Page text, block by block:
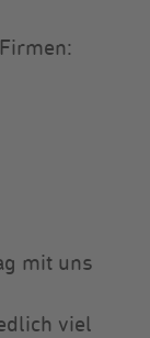
mit uns
viel